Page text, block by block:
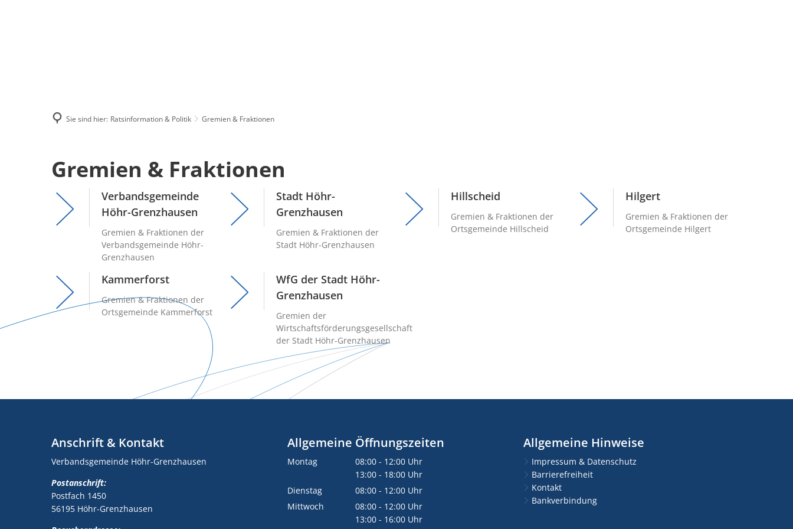
Sie sind hier: Ratsinformation & Politik Gremien & Fraktionen
Gremien
Fraktionen
Gremien & Fraktionen
Verbandsgemeinde
Höhr-Grenzhausen
Gremien & Fraktionen der
Verbandsgemeinde Höhr-
Grenzhausen
Stadt Höhr-
Grenzhausen
Gremien & Fraktionen der
Stadt Höhr-Grenzhausen
Hillscheid
Gremien & Fraktionen der
Ortsgemeinde Hillscheid
Hilgert
Gremien & Fraktionen der
Ortsgemeinde Hilgert
Kammerforst
Gremien & Fraktionen der
Ortsgemeinde Kammerforst
WfG der Stadt Höhr-
Grenzhausen
Gremien der
Wirtschaftsförderungsgesellschaft
der Stadt Höhr-Grenzhausen
Anschrift & Kontakt
Verbandsgemeinde Höhr-Grenzhausen
Postanschrift:
Postfach 1450
56195 Höhr-Grenzhausen
Allgemeine Öffnungszeiten
Montag 08:00 - 12:00 Uhr
Von 08:00 bis 12:00 Uhr
13:00 - 18:00 Uhr
Von 13:00 bis 18:00 Uhr
Dienstag 08:00 - 12:00 Uhr
Von 08:00 bis 12:00 Uhr
Mittwoch 08:00 - 12:00 Uhr
Von 08:00 bis 12:00 Uhr
13:00 - 16:00 Uhr
Allgemeine Hinweise
Impressum & Datenschutz
Barrierefreiheit
Kontakt
Bankverbindung